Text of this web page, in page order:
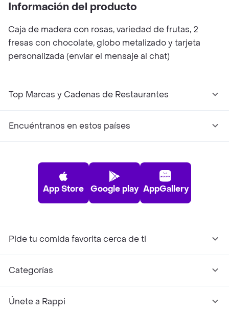
Información del producto
Caja de madera con rosas, variedad de frutas, 2
fresas con chocolate, globo metalizado y tarjeta
personalizada (enviar el mensaje al chat)
Top Marcas y Cadenas de Restaurantes
Encuéntranos en estos países
App Store Google play AppGallery
Pide tu comida favorita cerca de ti
Categorías
Únete a Rappi